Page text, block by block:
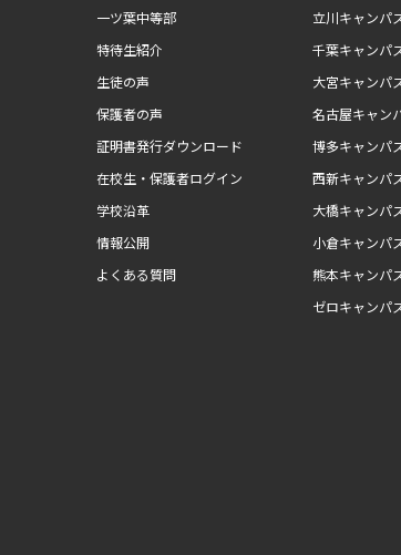
一ツ葉中等部
特待生紹介
生徒の声
保護者の声
証明書発行ダウンロード
在校生・保護者ログイン
学校沿革
情報公開
よくある質問
立川キャンパ
千葉キャンパ
大宮キャンパ
名古屋キャン
博多キャンパ
西新キャンパ
大橋キャンパ
小倉キャンパ
熊本キャンパ
ゼロキャンパ